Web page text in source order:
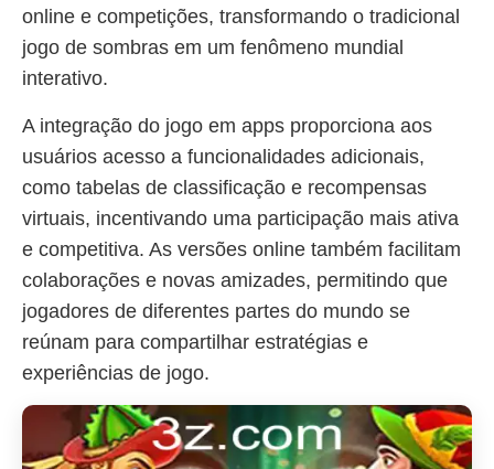
online e competições, transformando o tradicional
jogo de sombras em um fenômeno mundial
interativo.
A integração do jogo em apps proporciona aos
usuários acesso a funcionalidades adicionais,
como tabelas de classificação e recompensas
virtuais, incentivando uma participação mais ativa
e competitiva. As versões online também facilitam
colaborações e novas amizades, permitindo que
jogadores de diferentes partes do mundo se
reúnam para compartilhar estratégias e
experiências de jogo.